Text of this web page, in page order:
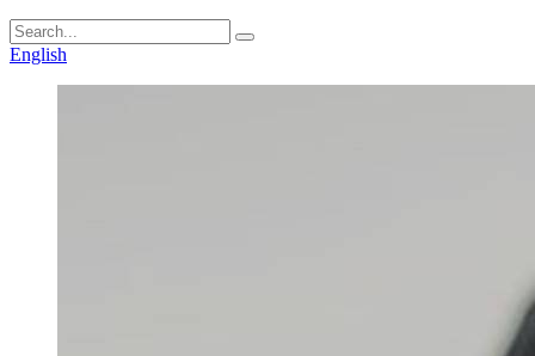
English